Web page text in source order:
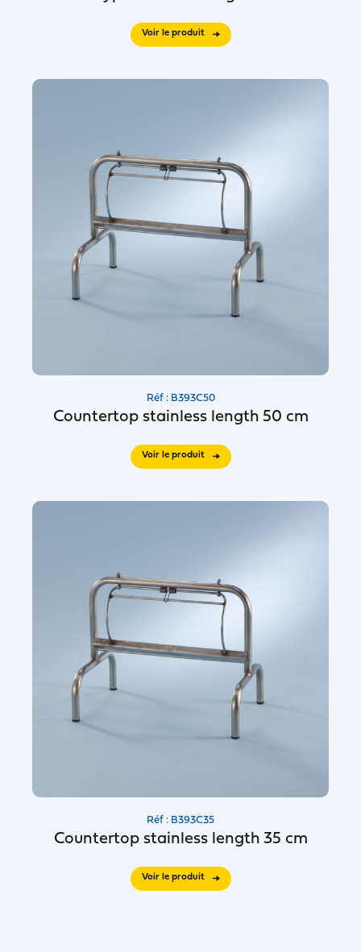
Voir le produit
Réf : B393C50
Countertop stainless length 50 cm
Voir le produit
Réf : B393C35
Countertop stainless length 35 cm
Voir le produit